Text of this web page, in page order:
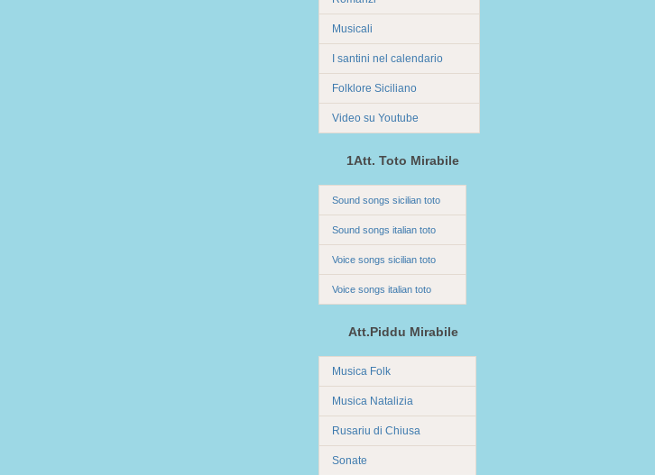
Musicali
I santini nel calendario
Folklore Siciliano
Video su Youtube
1Att. Toto Mirabile
Sound songs sicilian toto
Sound songs italian toto
Voice songs sicilian toto
Voice songs italian toto
Att.Piddu Mirabile
Musica Folk
Musica Natalizia
Rusariu di Chiusa
Sonate